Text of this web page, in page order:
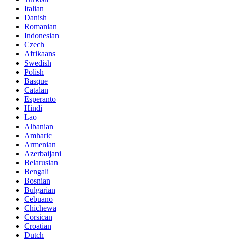
Italian
Danish
Romanian
Indonesian
Czech
Afrikaans
Swedish
Polish
Basque
Catalan
Esperanto
Hindi
Lao
Albanian
Amharic
Armenian
Azerbaijani
Belarusian
Bengali
Bosnian
Bulgarian
Cebuano
Chichewa
Corsican
Croatian
Dutch